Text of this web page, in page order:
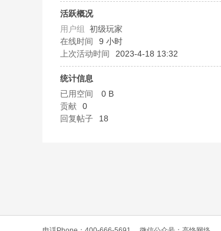
L
活跃概况
用户组 初级玩家
在线时间
9 小时
上次活动时间
2023-4-18 13:32
统计信息
已用空间
0 B
贡献
0
回复帖子
18